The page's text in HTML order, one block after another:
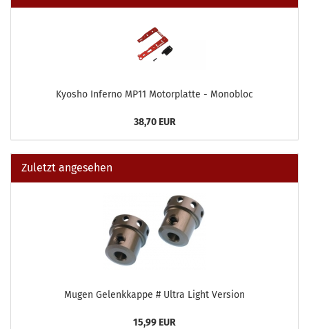
Kyosho Inferno MP11 Motorplatte - Monobloc
38,70 EUR
Zuletzt angesehen
Mugen Gelenkkappe # Ultra Light Version
15,99 EUR